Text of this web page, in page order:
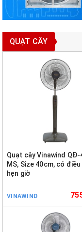
QUẠT CÂY
Quạt cây Vinawind QĐ-
MS, Size 40cm, có
hẹn giờ
VINAWIND